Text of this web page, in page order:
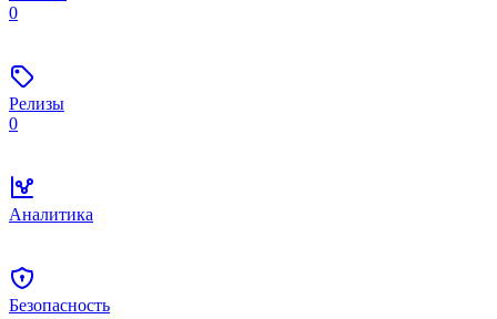
0
Релизы
0
Аналитика
Безопасность